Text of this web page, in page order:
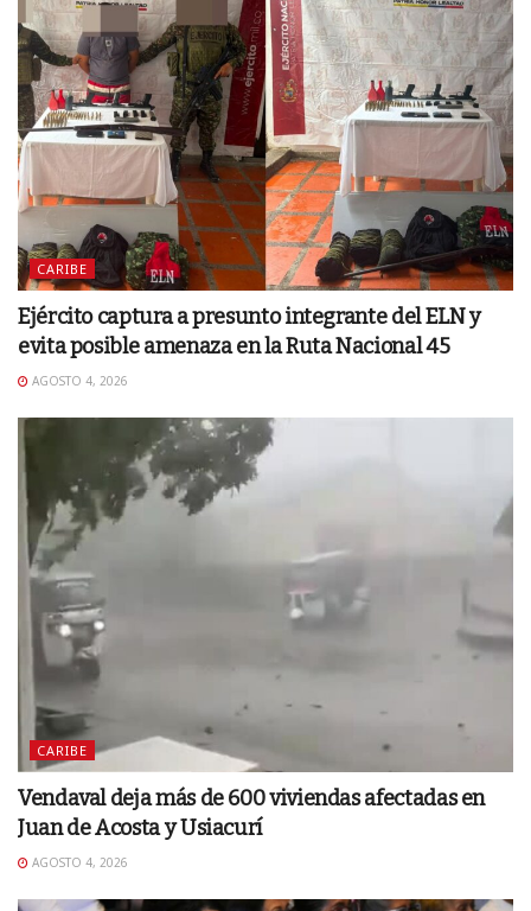
CARIBE
Ejército captura a presunto integrante del ELN y
evita posible amenaza en la Ruta Nacional 45
AGOSTO 4, 2026
CARIBE
Vendaval deja más de 600 viviendas afectadas en
Juan de Acosta y Usiacurí
AGOSTO 4, 2026